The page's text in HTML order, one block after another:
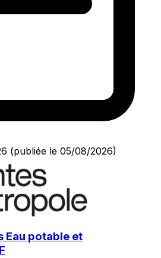
(publiée le 05/08/2026)
Eau potable et